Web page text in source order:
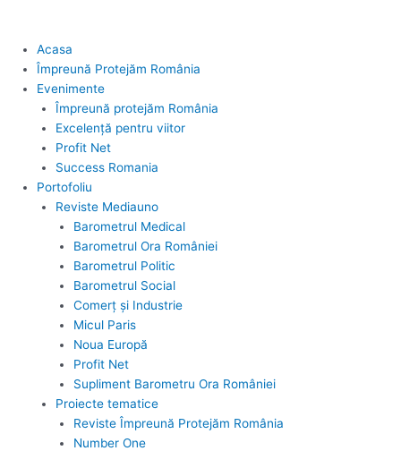
Acasa
Împreună Protejăm România
Evenimente
Împreună protejăm România
Excelență pentru viitor
Profit Net
Success Romania
Portofoliu
Reviste Mediauno
Barometrul Medical
Barometrul Ora României
Barometrul Politic
Barometrul Social
Comerț și Industrie
Micul Paris
Noua Europă
Profit Net
Supliment Barometru Ora României
Proiecte tematice
Reviste Împreună Protejăm România
Number One